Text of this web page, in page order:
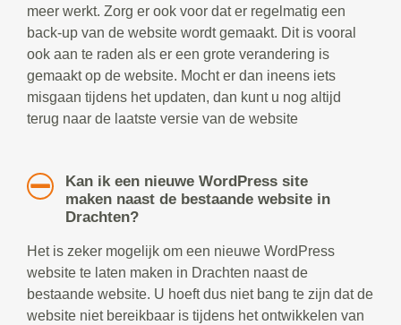
meer werkt. Zorg er ook voor dat er regelmatig een
back-up van de website wordt gemaakt. Dit is vooral
ook aan te raden als er een grote verandering is
gemaakt op de website. Mocht er dan ineens iets
misgaan tijdens het updaten, dan kunt u nog altijd
terug naar de laatste versie van de website
Kan ik een nieuwe WordPress site
maken naast de bestaande website in
Drachten?
Het is zeker mogelijk om een nieuwe WordPress
website te laten maken in Drachten naast de
bestaande website. U hoeft dus niet bang te zijn dat de
website niet bereikbaar is tijdens het ontwikkelen van